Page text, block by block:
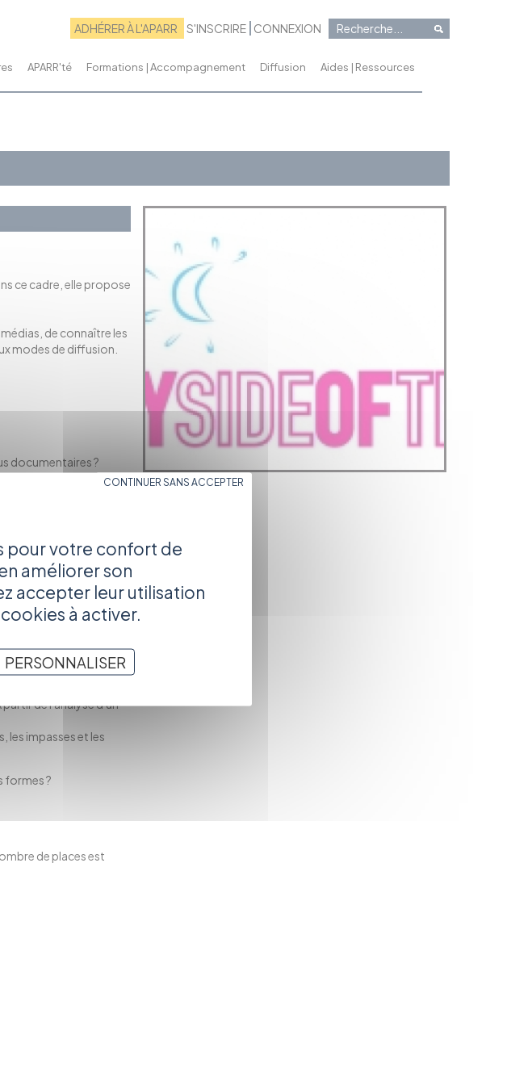
ADHÉRER À L'APARR S'INSCRIRE CONNEXION
APARR'té Formations | Accompagnement Diffusion Aides | Ressources
ce cadre, elle propose
de connaître les
modes de diffusion.
documentaires ?
la production (CNC,
professionnelle ;
transmedia
; les applications,
de l'analyse d'un
les impasses et les
formes ?
de places est
pour votre confort de
améliorer son
accepter leur utilisation
à activer.
CONTINUER SANS ACCEPTER
PERSONNALISER